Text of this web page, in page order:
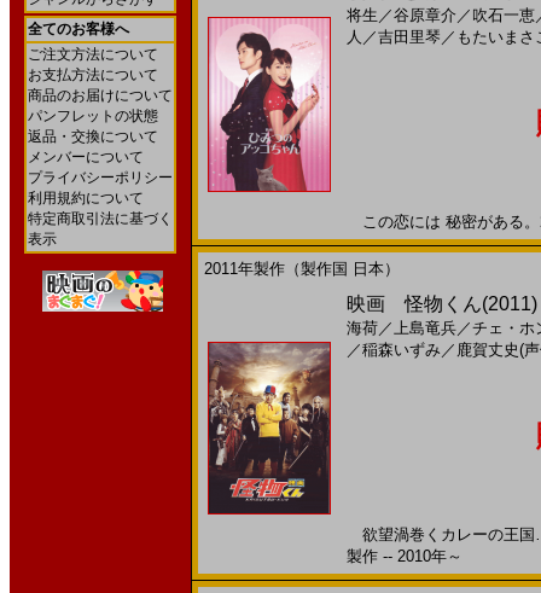
全てのお客様へ
ご注文方法について
お支払方法について
商品のお届けについて
パンフレットの状態
返品・交換について
メンバーについて
プライバシーポリシー
利用規約について
特定商取引法に基づく
表示
将生 ／谷原章介 ／ 吹石一恵
人 ／吉田里琴 ／ もたいまさ
この恋には 秘密がある
2011年製作（製作国 日本）
映画 怪物くん(2011)
海荷／上島竜兵／チェ・ホ
／稲森いずみ／ 鹿賀丈史(
欲望渦巻くカレーの王
製作 -- 2010年～